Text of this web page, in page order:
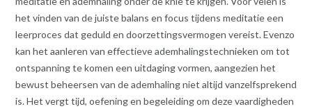
het vinden van de juiste balans en focus tijdens meditatie een
leerproces dat geduld en doorzettingsvermogen vereist. Evenzo
kan het aanleren van effectieve ademhalingstechnieken om tot
ontspanning te komen een uitdaging vormen, aangezien het
bewust beheersen van de ademhaling niet altijd vanzelfsprekend
is. Het vergt tijd, oefening en begeleiding om deze vaardigheden